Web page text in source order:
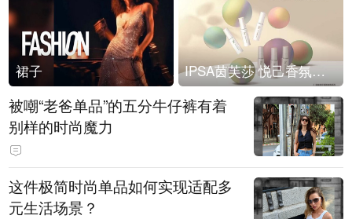
裙子 IPSA茵芙莎 悦己香氛凝露上市
被嘲“老爸单品”的五分牛仔裤有着
别样的时尚魔力
这件极简时尚单品如何实现适配多
元生活场景？